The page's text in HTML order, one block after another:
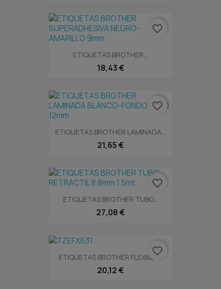
ETIQUETAS BROTHER...
18,43 €
favorite_border
ETIQUETAS BROTHER LAMINADA...
21,65 €
favorite_border
ETIQUETAS BROTHER TUBO...
27,08 €
favorite_border
ETIQUETAS BROTHER FLEXIBLE...
20,12 €
favorite_border